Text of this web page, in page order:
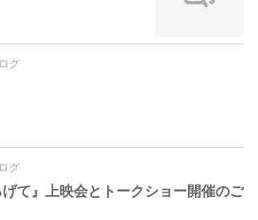
グ
グ
て』上映会とトークショー開催のご